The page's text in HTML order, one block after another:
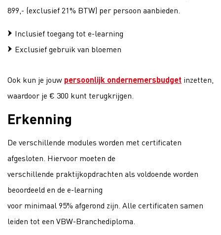
899,- (exclusief 21% BTW) per persoon aanbieden.
Inclusief toegang tot e-learning
Exclusief gebruik van bloemen
Ook kun je jouw persoonlijk ondernemersbudget inzetten,
waardoor je € 300 kunt terugkrijgen.
Erkenning
De verschillende modules worden met certificaten
afgesloten. Hiervoor moeten de
verschillende praktijkopdrachten als voldoende worden
beoordeeld en de e-learning
voor minimaal 95% afgerond zijn. Alle certificaten samen
leiden tot een VBW-Branchediploma.